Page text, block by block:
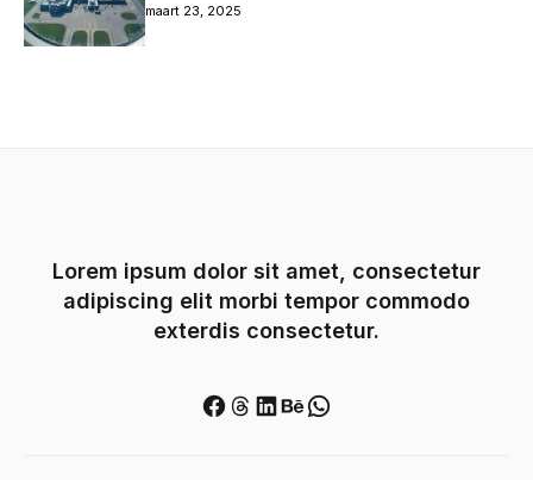
maart 23, 2025
Lorem ipsum dolor sit amet, consectetur
adipiscing elit morbi tempor commodo
exterdis consectetur.
Facebook
Threads
LinkedIn
Behance
WhatsApp